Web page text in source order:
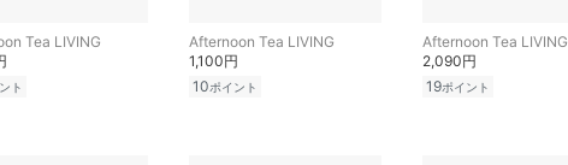
Tea LIVING
ト
Afternoon Tea LIVING
1,100円
10ポイント
Afternoon Tea LIVING
2,090円
19ポイント